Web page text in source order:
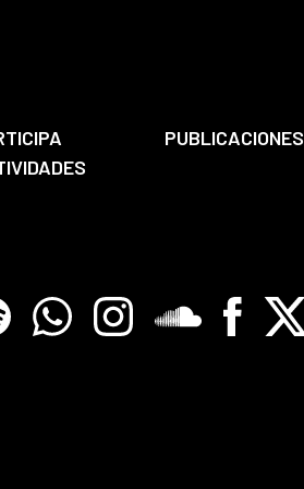
PUBLICACIONES
WhatsappInstagramSoundcloreFacebook
X